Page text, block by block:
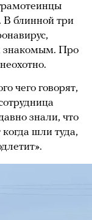
В блинной три
знакомым. Про
чего говорят,
знали, что
шли туда,